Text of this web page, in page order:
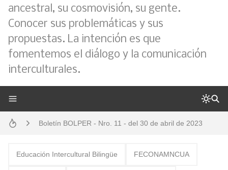
ancestral, su cosmovisión, su gente.
Conocer sus problemáticas y sus
propuestas. La intención es que
fomentemos el diálogo y la comunicación
interculturales.
Boletín BOLPER - Nro. 11 - del 30 de abril de 2023
Boletín BOLPER - Nro. 10 - del 31 de marzo de 2023
Educación Intercultural Bilingüe FECONAMNCUA